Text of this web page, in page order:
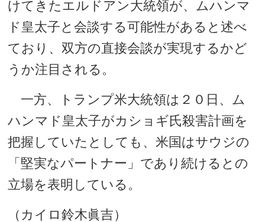
けてきたエルドアン大統領が、ムハンマ
ド皇太子と会談する可能性があると述べ
ており、双方の直接会談が実現するかど
うか注目される。
一方、トランプ米大統領は２０日、ム
ハンマド皇太子がカショギ氏殺害計画を
把握していたとしても、米国はサウジの
「堅実なパートナー」であり続けるとの
立場を表明している。
（カイロ鈴木眞吉）